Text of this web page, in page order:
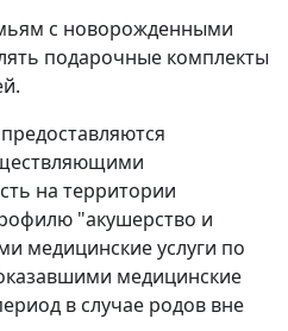
с новорожденными
подарочные комплекты
на территории
"акушерство и
медицинские услуги по
медицинские
в случае родов вне